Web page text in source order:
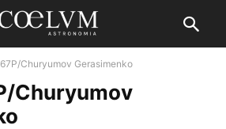
Churyumov Gerasimenko
Churyumov